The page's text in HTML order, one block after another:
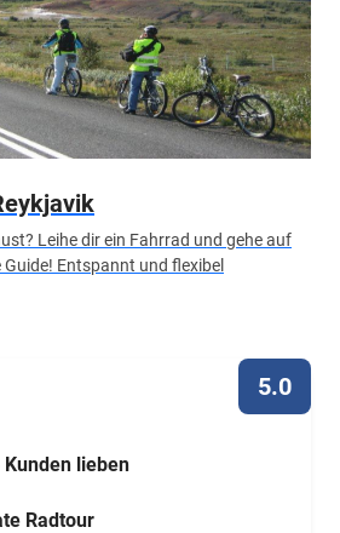
Leihe dir ein Fahrrad und gehe auf
Entspannt und flexibel
5.0
lieben
Radtour